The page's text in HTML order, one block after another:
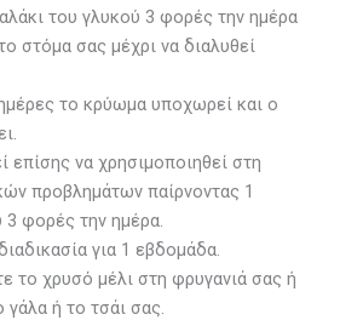
του γλυκού 3 φορές την ημέρα
στόμα σας μέχρι να διαλυθεί
το κρύωμα υποχωρεί και ο
επίσης να χρησιμοποιηθεί στη
προβλημάτων παίρνοντας 1
3 φορές την ημέρα.
για 1 εβδομάδα.
το χρυσό μέλι στη φρυγανιά σας ή
ή το τσάι σας.